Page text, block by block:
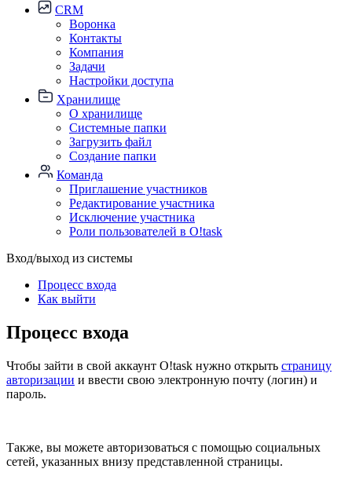
CRM
Воронка
Контакты
Компания
Задачи
Настройки доступа
Хранилище
О хранилище
Системные папки
Загрузить файл
Создание папки
Команда
Приглашение участников
Редактирование участника
Исключение участника
Роли пользователей в O!task
Вход/выход из системы
Процесс входа
Как выйти
Процесс входа
Чтобы зайти в свой аккаунт O!task нужно открыть страницу
авторизации и ввести свою электронную почту (логин) и
пароль.
Также, вы можете авторизоваться с помощью социальных
сетей, указанных внизу представленной страницы.